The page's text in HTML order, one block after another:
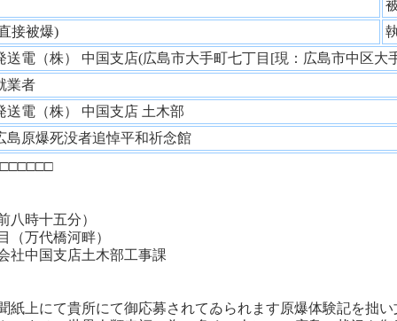
接被爆)
送電（株） 中国支店(広島市大手町七丁目[現：広島市中区
業者
送電（株） 中国支店 土木部
島原爆死没者追悼平和祈念館
八時十五分）
万代橋河畔）
支店土木部工事課
紙上にて貴所にて御応募されてゐられます原爆体験記を拙